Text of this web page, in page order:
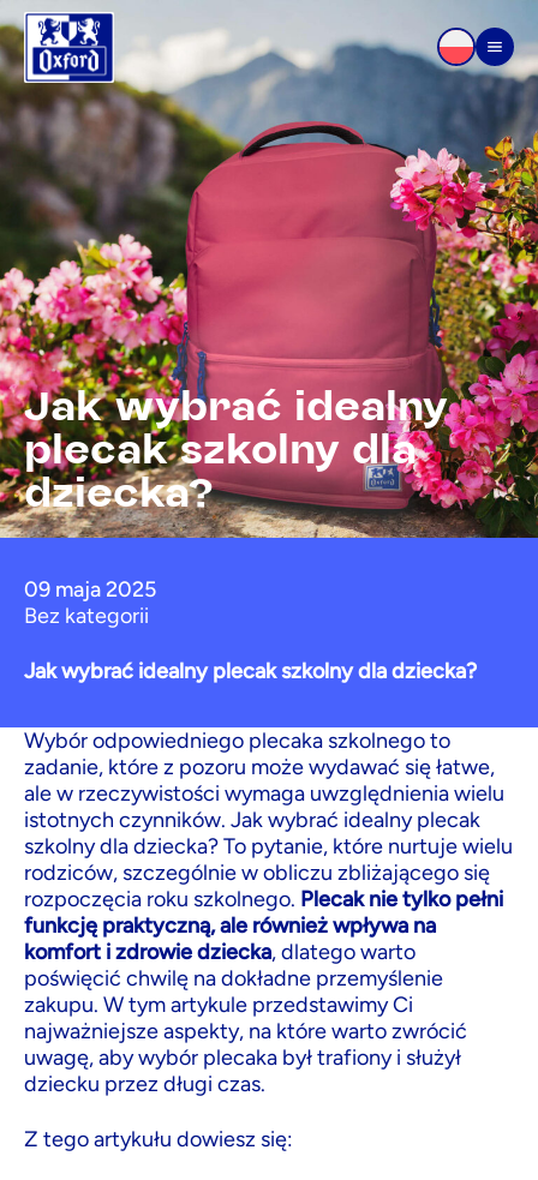
Przejdź do treści
Jak wybrać idealny
plecak szkolny dla
dziecka?
09 maja 2025
Bez kategorii
Jak wybrać idealny plecak szkolny dla dziecka?
Wybór odpowiedniego plecaka szkolnego to
zadanie, które z pozoru może wydawać się łatwe,
ale w rzeczywistości wymaga uwzględnienia wielu
istotnych czynników. Jak wybrać idealny plecak
szkolny dla dziecka? To pytanie, które nurtuje wielu
rodziców, szczególnie w obliczu zbliżającego się
rozpoczęcia roku szkolnego. Plecak nie tylko pełni
funkcję praktyczną, ale również wpływa na
komfort i zdrowie dziecka, dlatego warto
poświęcić chwilę na dokładne przemyślenie
zakupu. W tym artykule przedstawimy Ci
najważniejsze aspekty, na które warto zwrócić
uwagę, aby wybór plecaka był trafiony i służył
dziecku przez długi czas.
Z tego artykułu dowiesz się: